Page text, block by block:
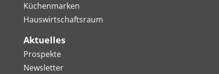
Küchenmarken
Hauswirtschaftsraum
Aktuelles
Prospekte
Newsletter